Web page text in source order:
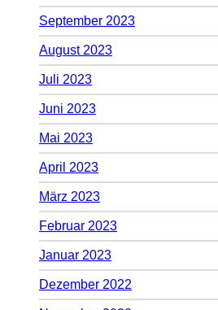
September 2023
August 2023
Juli 2023
Juni 2023
Mai 2023
April 2023
März 2023
Februar 2023
Januar 2023
Dezember 2022